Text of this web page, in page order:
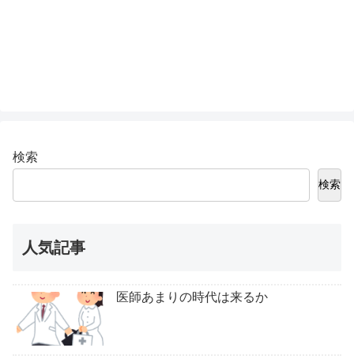
検索
検索
人気記事
医師あまりの時代は来るか